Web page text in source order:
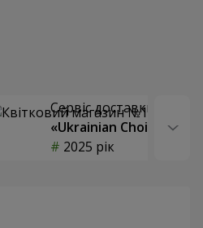
Сервіс доставки квітів
«Ukrainian Choice»
2025 рік